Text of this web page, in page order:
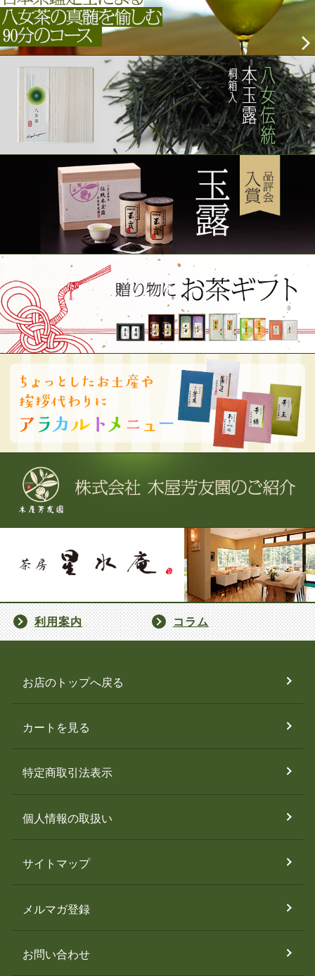
利用案内 コラム
お店のトップへ戻る
カートを見る
特定商取引法表示
個人情報の取扱い
サイトマップ
メルマガ登録
お問い合わせ